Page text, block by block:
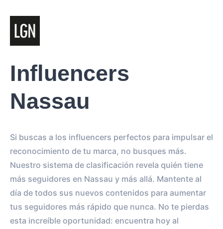
Influencers
Nassau
Si buscas a los influencers perfectos para impulsar el
reconocimiento de tu marca, no busques más.
Nuestro sistema de clasificación revela quién tiene
más seguidores en Nassau y más allá. Mantente al
día de todos sus nuevos contenidos para aumentar
tus seguidores más rápido que nunca. No te pierdas
esta increíble oportunidad: encuentra hoy al